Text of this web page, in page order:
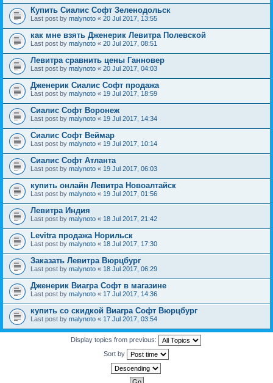
Купить Сиалис Софт Зеленодольск
Last post by malynoto « 20 Jul 2017, 13:55
как мне взять Дженерик Левитра Полевской
Last post by malynoto « 20 Jul 2017, 08:51
Левитра сравнить цены Ганновер
Last post by malynoto « 20 Jul 2017, 04:03
Дженерик Сиалис Софт продажа
Last post by malynoto « 19 Jul 2017, 18:59
Сиалис Софт Воронеж
Last post by malynoto « 19 Jul 2017, 14:34
Сиалис Софт Веймар
Last post by malynoto « 19 Jul 2017, 10:14
Сиалис Софт Атланта
Last post by malynoto « 19 Jul 2017, 06:03
купить онлайн Левитра Новоалтайск
Last post by malynoto « 19 Jul 2017, 01:56
Левитра Индия
Last post by malynoto « 18 Jul 2017, 21:42
Levitra продажа Норильск
Last post by malynoto « 18 Jul 2017, 17:30
Заказать Левитра Вюрцбург
Last post by malynoto « 18 Jul 2017, 06:29
Дженерик Виагра Софт в магазине
Last post by malynoto « 17 Jul 2017, 14:36
купить со скидкой Виагра Софт Вюрцбург
Last post by malynoto « 17 Jul 2017, 03:54
Display topics from previous:
Sort by